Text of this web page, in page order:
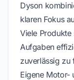
Dyson
klaren Fokus
Viele
Aufgaben
zuverlässig zu
Eigene Motor-